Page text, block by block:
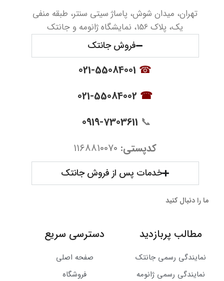
تهران، میدان شوش، پاساژ سیتی سنتر، طبقه منفی
یک، پلاک 156، نمایشگاه ژانومه و جانتک
فروش جانتک
☎
021-55084001
☎
021-55084002
📞
0919-7303611
کدپستی:
خدمات پس از فروش جانتک
ما را دنبال کنید
مطالب پربازدید
نمایندگی رسمی جانتک
نمایندگی رسمی ژانومه
دسترسی سریع
صفحه اصلی
فروشگاه